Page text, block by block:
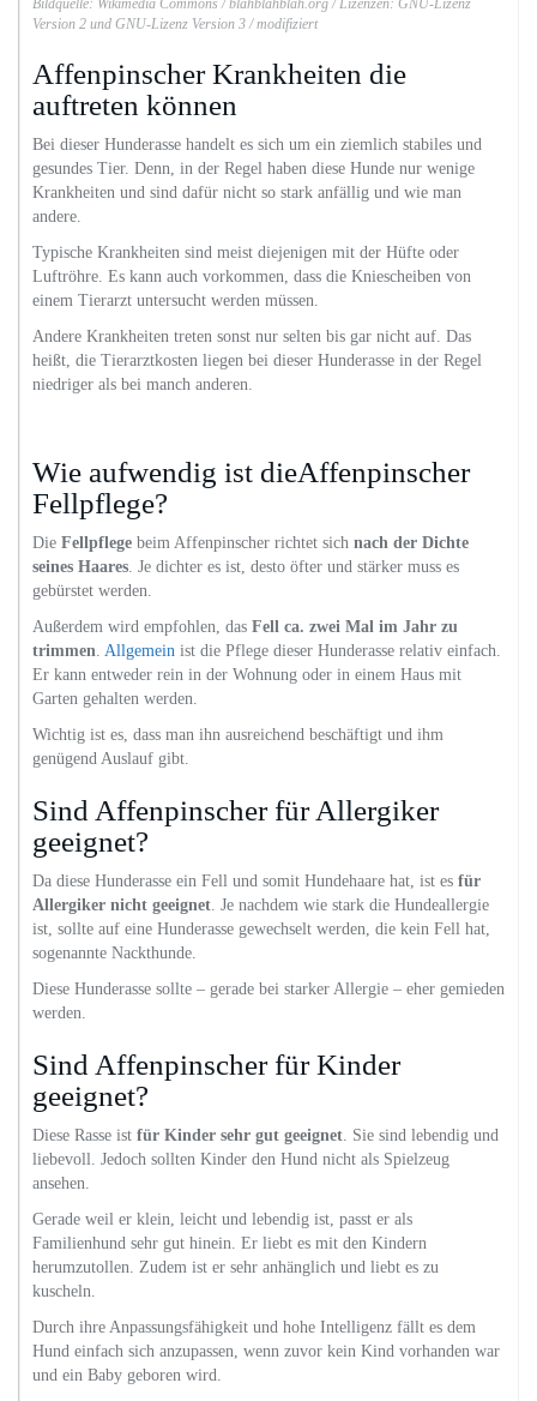
Bildquelle: Wikimedia Commons / blahblahblah.org / Lizenzen: GNU-Lizenz
Version 2 und GNU-Lizenz Version 3 / modifiziert
Affenpinscher Krankheiten die
auftreten können
Bei dieser Hunderasse handelt es sich um ein ziemlich stabiles und
gesundes Tier. Denn, in der Regel haben diese Hunde nur wenige
Krankheiten und sind dafür nicht so stark anfällig und wie man
andere.
Typische Krankheiten sind meist diejenigen mit der Hüfte oder
Luftröhre. Es kann auch vorkommen, dass die Kniescheiben von
einem Tierarzt untersucht werden müssen.
Andere Krankheiten treten sonst nur selten bis gar nicht auf. Das
heißt, die Tierarztkosten liegen bei dieser Hunderasse in der Regel
niedriger als bei manch anderen.
Wie aufwendig ist dieAffenpinscher
Fellpflege?
Die Fellpflege beim Affenpinscher richtet sich nach der Dichte
seines Haares. Je dichter es ist, desto öfter und stärker muss es
gebürstet werden.
Außerdem wird empfohlen, das Fell ca. zwei Mal im Jahr zu
trimmen. Allgemein ist die Pflege dieser Hunderasse relativ einfach.
Er kann entweder rein in der Wohnung oder in einem Haus mit
Garten gehalten werden.
Wichtig ist es, dass man ihn ausreichend beschäftigt und ihm
genügend Auslauf gibt.
Sind Affenpinscher für Allergiker
geeignet?
Da diese Hunderasse ein Fell und somit Hundehaare hat, ist es für
Allergiker nicht geeignet. Je nachdem wie stark die Hundeallergie
ist, sollte auf eine Hunderasse gewechselt werden, die kein Fell hat,
sogenannte Nackthunde.
Diese Hunderasse sollte – gerade bei starker Allergie – eher gemieden
werden.
Sind Affenpinscher für Kinder
geeignet?
Diese Rasse ist für Kinder sehr gut geeignet. Sie sind lebendig und
liebevoll. Jedoch sollten Kinder den Hund nicht als Spielzeug
ansehen.
Gerade weil er klein, leicht und lebendig ist, passt er als
Familienhund sehr gut hinein. Er liebt es mit den Kindern
herumzutollen. Zudem ist er sehr anhänglich und liebt es zu
kuscheln.
Durch ihre Anpassungsfähigkeit und hohe Intelligenz fällt es dem
Hund einfach sich anzupassen, wenn zuvor kein Kind vorhanden war
und ein Baby geboren wird.